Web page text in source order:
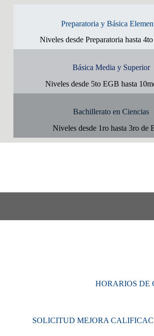
Preparatoria y Básica
Niveles desde Preparatoria hasta
Básica Media y Superior
Niveles desde 5to EGB hasta
Bachillerato en Ciencias
Niveles desde 1ro hasta 3ro de
HORARIOS DE
SOLICITUD MEJORA